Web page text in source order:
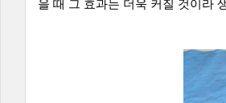
을 때 그 효과는 더욱 커질 것이라